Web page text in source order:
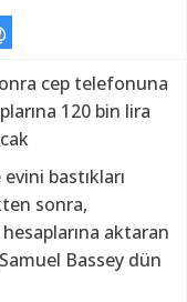
cep telefonuna
120 bin lira
bastıkları
sonra,
aktaran
Bassey dün